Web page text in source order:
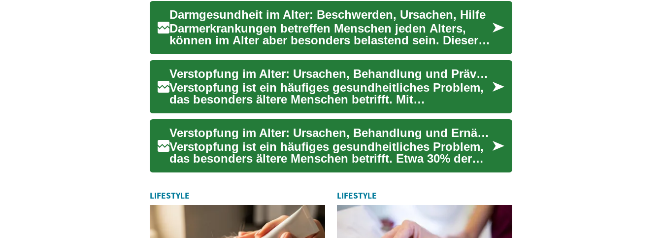
Darmgesundheit im Alter: Beschwerden, Ursachen, Hilfe
Darmerkrankungen betreffen Menschen jeden Alters,
können im Alter aber besonders belastend sein. Dieser
Ratgeber erkl...
Verstopfung im Alter: Ursachen, Behandlung und Präventionsmaßnahmen
Verstopfung ist ein häufiges gesundheitliches Problem,
das besonders ältere Menschen betrifft. Mit
zunehmendem Alter ...
Verstopfung im Alter: Ursachen, Behandlung und Ernährungsempfehlungen
Verstopfung ist ein häufiges gesundheitliches Problem,
das besonders ältere Menschen betrifft. Etwa 30% der
über 65-J...
LIFESTYLE LIFESTYLE